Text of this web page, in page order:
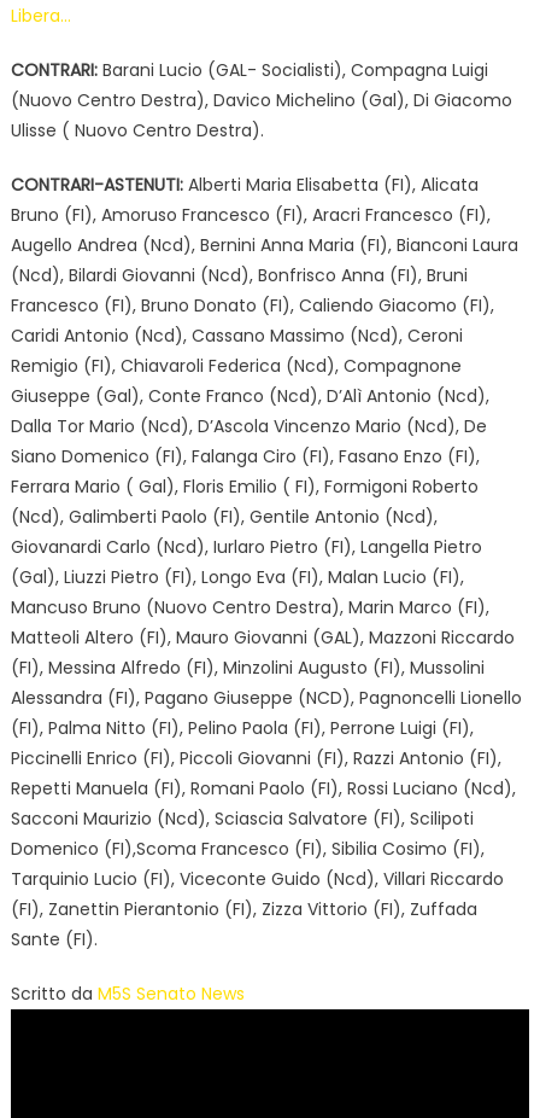
Libera…
CONTRARI:Barani Lucio (GAL- Socialisti), Compagna Luigi
(Nuovo Centro Destra), Davico Michelino (Gal), Di Giacomo
Ulisse ( Nuovo Centro Destra).
CONTRARI-ASTENUTI: Alberti Maria Elisabetta (FI), Alicata
Bruno (FI), Amoruso Francesco (FI), Aracri Francesco (FI),
Augello Andrea (Ncd), Bernini Anna Maria (FI), Bianconi Laura
(Ncd), Bilardi Giovanni (Ncd), Bonfrisco Anna (FI), Bruni
Francesco (FI), Bruno Donato (FI), Caliendo Giacomo (FI),
Caridi Antonio (Ncd), Cassano Massimo (Ncd), Ceroni
Remigio (FI), Chiavaroli Federica (Ncd), Compagnone
Giuseppe (Gal), Conte Franco (Ncd), D’Alì Antonio (Ncd),
Dalla Tor Mario (Ncd), D’Ascola Vincenzo Mario (Ncd), De
Siano Domenico (FI), Falanga Ciro (FI), Fasano Enzo (FI),
Ferrara Mario ( Gal), Floris Emilio ( FI), Formigoni Roberto
(Ncd), Galimberti Paolo (FI), Gentile Antonio (Ncd),
Giovanardi Carlo (Ncd), Iurlaro Pietro (FI), Langella Pietro
(Gal), Liuzzi Pietro (FI), Longo Eva (FI), Malan Lucio (FI),
Mancuso Bruno (Nuovo Centro Destra), Marin Marco (FI),
Matteoli Altero (FI), Mauro Giovanni (GAL), Mazzoni Riccardo
(FI), Messina Alfredo (FI), Minzolini Augusto (FI), Mussolini
Alessandra (FI), Pagano Giuseppe (NCD), Pagnoncelli Lionello
(FI), Palma Nitto (FI), Pelino Paola (FI), Perrone Luigi (FI),
Piccinelli Enrico (FI), Piccoli Giovanni (FI), Razzi Antonio (FI),
Repetti Manuela (FI), Romani Paolo (FI), Rossi Luciano (Ncd),
Sacconi Maurizio (Ncd), Sciascia Salvatore (FI), Scilipoti
Domenico (FI),Scoma Francesco (FI), Sibilia Cosimo (FI),
Tarquinio Lucio (FI), Viceconte Guido (Ncd), Villari Riccardo
(FI), Zanettin Pierantonio (FI), Zizza Vittorio (FI), Zuffada
Sante (FI).
Scritto da M5S Senato News